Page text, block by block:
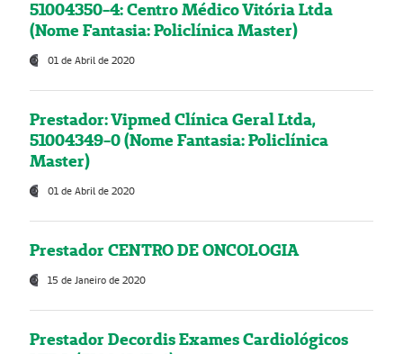
51004350-4: Centro Médico Vitória Ltda
(Nome Fantasia: Policlínica Master)
01 de Abril de 2020
Prestador: Vipmed Clínica Geral Ltda,
51004349-0 (Nome Fantasia: Policlínica
Master)
01 de Abril de 2020
Prestador CENTRO DE ONCOLOGIA
15 de Janeiro de 2020
Prestador Decordis Exames Cardiológicos